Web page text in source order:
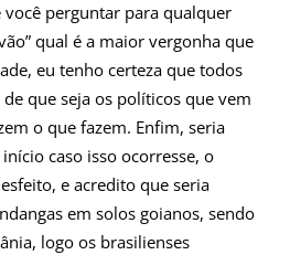
perguntar para qualquer
qual é a maior vergonha que
eu tenho certeza que todos
que seja os políticos que vem
o que fazem. Enfim, seria
caso isso ocorresse, o
e acredito que seria
em solos goianos, sendo
logo os brasilienses